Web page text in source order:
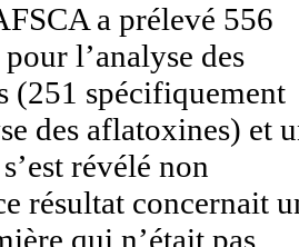
a prélevé 556
l’analyse des
(251 spécifiquement
des aflatoxines) et
révélé non
résultat concernait
qui n’était pas